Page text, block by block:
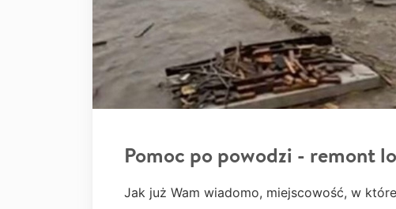
Pomoc po powodzi - remont
Jak już Wam wiadomo, miejscowość, w